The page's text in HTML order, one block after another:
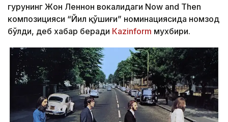
гуруҳнинг Жон Леннон вокалидаги Now and Тhen
композицияси “Йил қўшиғи” номинациясида номзод
бўлди, деб хабар беради Кazinform мухбири.